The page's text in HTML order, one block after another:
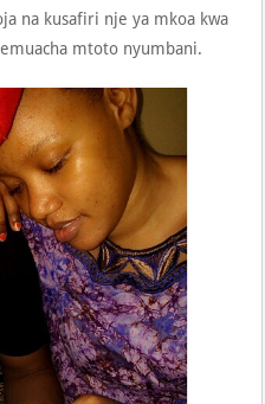
na kusafiri nje ya mkoa kwa
mtoto nyumbani.